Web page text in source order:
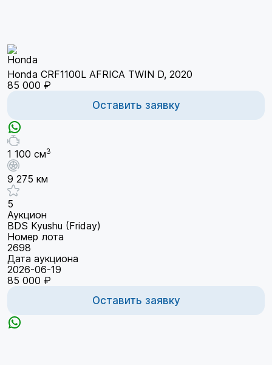
Honda CRF1100L AFRICA TWIN D, 2020
85 000 ₽
Оставить заявку
1 100 см3
9 275 км
5
Аукцион
BDS Kyushu (Friday)
Номер лота
2698
Дата аукциона
2026-06-19
85 000 ₽
Оставить заявку